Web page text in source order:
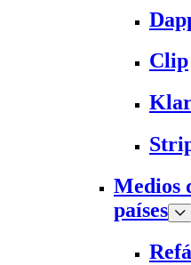
Clip
Medios
países